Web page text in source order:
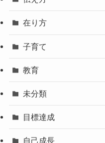
在り方
子育て
教育
未分類
目標達成
自己成長